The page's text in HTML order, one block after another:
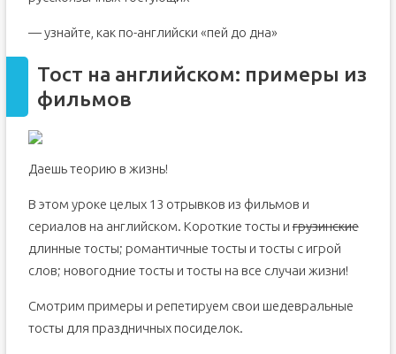
— узнайте, как по-английски «пей до дна»
Тост на английском: примеры из
фильмов
Даешь теорию в жизнь!
В этом уроке целых 13 отрывков из фильмов и
сериалов на английском. Короткие тосты игрузинские
длинные тосты; романтичные тосты и тосты с игрой
слов; новогодние тосты и тосты на все случаи жизни!
Смотрим примеры и репетируем свои шедевральные
тосты для праздничных посиделок.